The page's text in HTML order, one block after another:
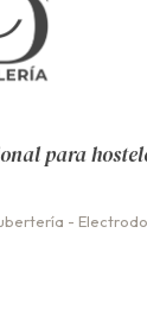
para
-